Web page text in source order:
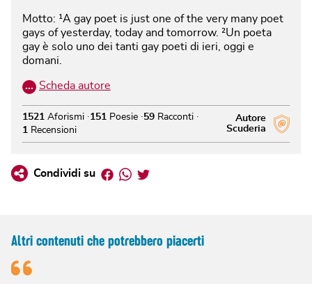
Motto: ¹A gay poet is just one of the very many poet
gays of yesterday, today and tomorrow. ²Un poeta
gay è solo uno dei tanti gay poeti di ieri, oggi e
domani.
… Scheda autore
Autore
Scuderia
1521 Aforismi 151 Poesie 59 Racconti
1
Recensioni
Condividi su Facebook
Whatsapp
Twitter
Altri contenuti che potrebbero piacerti